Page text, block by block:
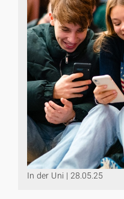
In der Uni | 28.05.25